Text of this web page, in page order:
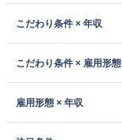
こだわり条件 × 年収
こだわり条件 × 雇用形態
雇用形態 × 年収